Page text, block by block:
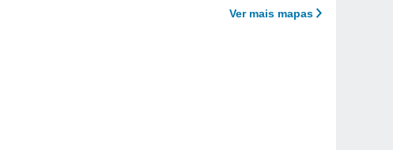
Ver mais mapas